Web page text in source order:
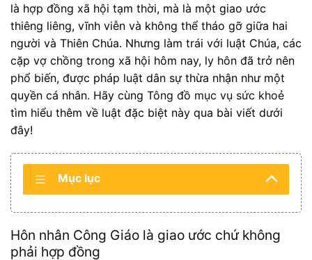
là hợp đồng xã hội tạm thời, mà là một giao ước
thiêng liêng, vĩnh viễn và không thể tháo gỡ giữa hai
người và Thiên Chúa. Nhưng làm trái với luật Chúa, các
cặp vợ chồng trong xã hội hôm nay, ly hôn đã trở nên
phổ biến, được pháp luật dân sự thừa nhận như một
quyền cá nhân. Hãy cùng Tông đồ mục vụ sức khoẻ
tìm hiểu thêm về luật đặc biệt này qua bài viết dưới
đây!
Mục lục
Hôn nhân Công Giáo là giao ước chứ không
phải hợp đồng